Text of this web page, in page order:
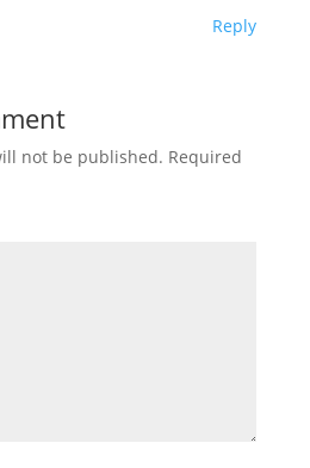
Reply
not be published. Required